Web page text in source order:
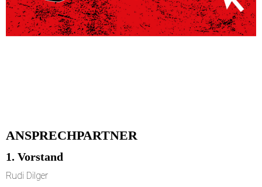
ANSPRECHPARTNER
1. Vorstand
Rudi Dilger